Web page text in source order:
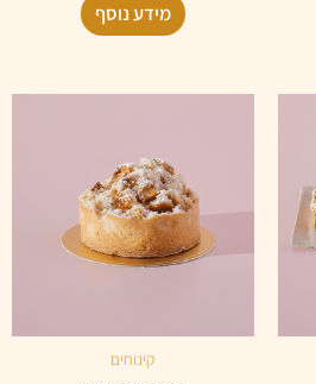
מידע נוסף
קינוחים